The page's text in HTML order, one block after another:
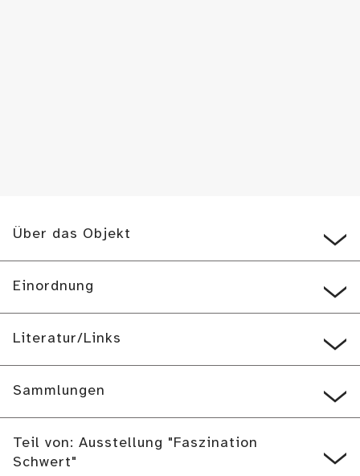
Über das Objekt
Einordnung
Literatur/Links
Sammlungen
Teil von: Ausstellung "Faszination
Schwert"